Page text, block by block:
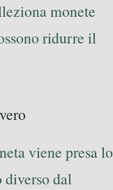
monete
ridurre il
viene presa lo
diverso dal